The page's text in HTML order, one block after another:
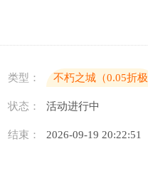
类型：
不朽之城（0.05折极
状态：
活动进行中
结束： 2026-09-19 20:22:51